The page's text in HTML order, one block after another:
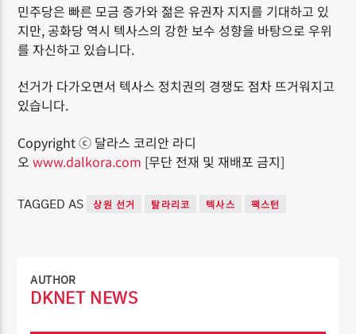
민주당은 빠른 모금 증가와 젊은 유권자 지지를 기대하고 있
지만, 공화당 역시 텍사스의 강한 보수 성향을 바탕으로 우위
를 자신하고 있습니다.
선거가 다가오면서 텍사스 정치권의 경쟁도 점차 뜨거워지고
있습니다.
Copyright ⓒ 달라스 코리안 라디
오www.dalkora.com [무단 전재 및 재배포 금지]
TAGGED AS 상원 선거 탈라리코 텍사스 팩스턴
AUTHOR
DKNET NEWS